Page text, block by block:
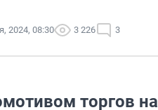
2024, 08:30 3 226 3
торгов